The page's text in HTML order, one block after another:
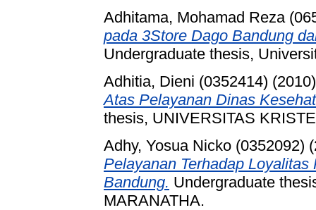
Adhitama, Mohamad Reza
pada 3Store Dago Bandung
Undergraduate thesis,
Adhitia, Dieni (0352414)
Atas Pelayanan Dinas
thesis, UNIVERSITAS
Adhy, Yosua Nicko (0352092)
Pelayanan Terhadap
Bandung. Undergraduate
MARANATHA.